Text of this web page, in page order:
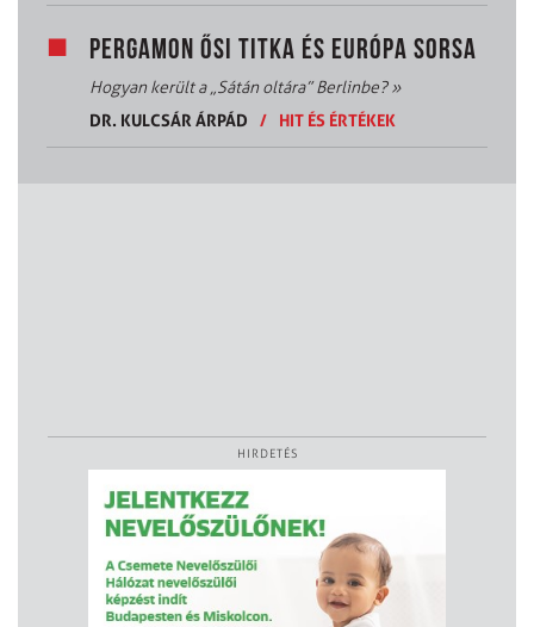
PERGAMON ŐSI TITKA ÉS EURÓPA SORSA
Hogyan került a „Sátán oltára” Berlinbe?»
DR. KULCSÁR ÁRPÁD
/ HIT ÉS ÉRTÉKEK
HIRDETÉS